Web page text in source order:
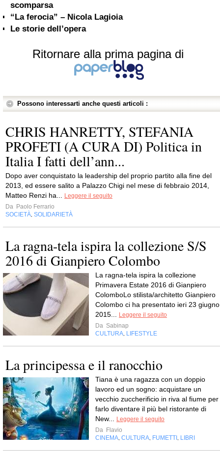
scomparsa
“La ferocia” – Nicola Lagioia
Le storie dell’opera
Ritornare alla prima pagina di
Possono interessarti anche questi articoli :
CHRIS HANRETTY, STEFANIA
PROFETI (A CURA DI) Politica in
Italia I fatti dell’ann...
Dopo aver conquistato la leadership del proprio partito alla fine del
2013, ed essere salito a Palazzo Chigi nel mese di febbraio 2014,
Matteo Renzi ha...
Leggere il seguito
Da Paolo Ferrario
SOCIETÀ SOLIDARIETÀ
La ragna-tela ispira la collezione S/S
2016 di Gianpiero Colombo
La ragna-tela ispira la collezione
Primavera Estate 2016 di Gianpiero
ColomboLo stilista/architetto Gianpiero
Colombo ci ha presentato ieri 23 giugno
2015...
Leggere il seguito
Da Sabinap
CULTURA LIFESTYLE
La principessa e il ranocchio
Tiana è una ragazza con un doppio
lavoro ed un sogno: acquistare un
vecchio zuccherificio in riva al fiume per
farlo diventare il più bel ristorante di
New...
Leggere il seguito
Da Flavio
CINEMA CULTURA FUMETTI LIBRI